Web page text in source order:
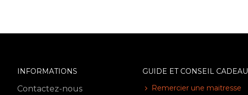
INFORMATIONS
Contactez-nous
GUIDE ET CONSEIL CADEAU
Remercier une maitresse